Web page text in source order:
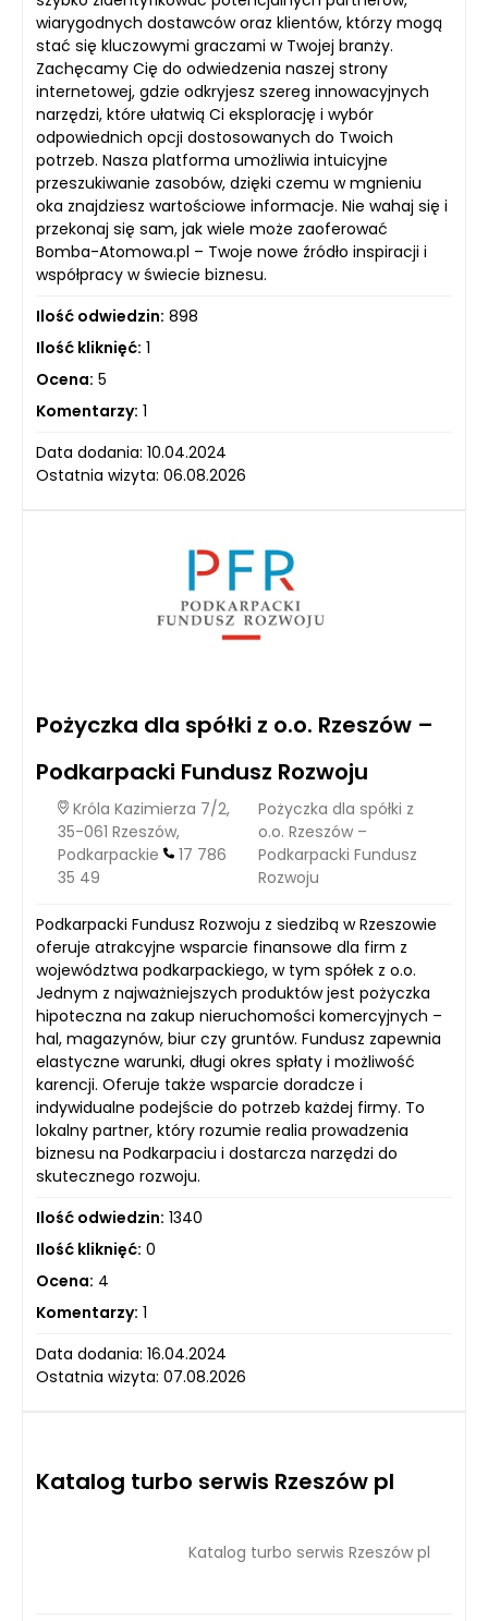
wiarygodnych dostawców oraz klientów, którzy mogą
stać się kluczowymi graczami w Twojej branży.
Zachęcamy Cię do odwiedzenia naszej strony
internetowej, gdzie odkryjesz szereg innowacyjnych
narzędzi, które ułatwią Ci eksplorację i wybór
odpowiednich opcji dostosowanych do Twoich
potrzeb. Nasza platforma umożliwia intuicyjne
przeszukiwanie zasobów, dzięki czemu w mgnieniu
oka znajdziesz wartościowe informacje. Nie wahaj się i
przekonaj się sam, jak wiele może zaoferować
Bomba-Atomowa.pl – Twoje nowe źródło inspiracji i
współpracy w świecie biznesu.
Ilość odwiedzin: 898
Ilość kliknięć: 1
Ocena: 5
Komentarzy: 1
Data dodania: 10.04.2024
Ostatnia wizyta: 06.08.2026
Pożyczka dla spółki z o.o. Rzeszów –
Podkarpacki Fundusz Rozwoju
Króla Kazimierza 7/2,
35-061 Rzeszów,
Podkarpackie
17 786
35 49
Pożyczka dla spółki z
o.o. Rzeszów –
Podkarpacki Fundusz
Rozwoju
Podkarpacki Fundusz Rozwoju z siedzibą w Rzeszowie
oferuje atrakcyjne wsparcie finansowe dla firm z
województwa podkarpackiego, w tym spółek z o.o.
Jednym z najważniejszych produktów jest pożyczka
hipoteczna na zakup nieruchomości komercyjnych –
hal, magazynów, biur czy gruntów. Fundusz zapewnia
elastyczne warunki, długi okres spłaty i możliwość
karencji. Oferuje także wsparcie doradcze i
indywidualne podejście do potrzeb każdej firmy. To
lokalny partner, który rozumie realia prowadzenia
biznesu na Podkarpaciu i dostarcza narzędzi do
skutecznego rozwoju.
Ilość odwiedzin: 1340
Ilość kliknięć: 0
Ocena: 4
Komentarzy: 1
Data dodania: 16.04.2024
Ostatnia wizyta: 07.08.2026
Katalog turbo serwis Rzeszów pl
Katalog turbo serwis Rzeszów pl